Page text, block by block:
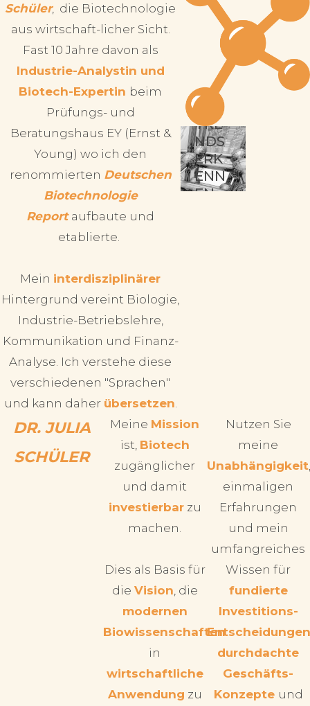
Schüler, die Biotechnologie
aus wirtschaft-licher Sicht.
Fast 10 Jahre davon als
Industrie-Analystin und
Biotech-Expertin beim
Prüfungs- und
Beratungshaus EY (Ernst &
Young) wo ich den
renommierten Deutschen
Biotechnologie
Report aufbaute und
etablierte.
Mein interdisziplinärer
Hintergrund vereint Biologie,
Industrie-Betriebslehre,
Kommunikation und Finanz-
Analyse. Ich verstehe diese
verschiedenen "Sprachen"
und kann daher übersetzen
TRE
NDS
ERK
ENN
EN
T
I
O
N
DR. JULIA
SCHÜLER
Meine Mission
ist, Biotech
zugänglicher
und damit
investierbarzu
machen.
Dies als Basis für
die Vision , die
modernen
Biowissenschaften
in
wirtschaftliche
Anwendung zu
Nutzen Sie
meine
Unabhängigkeit,
einmaligen
Erfahrungen
und mein
umfangreiches
Wissen für
fundierte
Investitions-
durchdachte
Geschäfts-
Konzepte und